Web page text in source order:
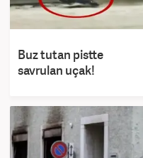
Buz tutan pistte
savrulan uçak!